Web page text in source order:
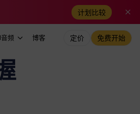
计划比较
音频 博客 定价 免费开始